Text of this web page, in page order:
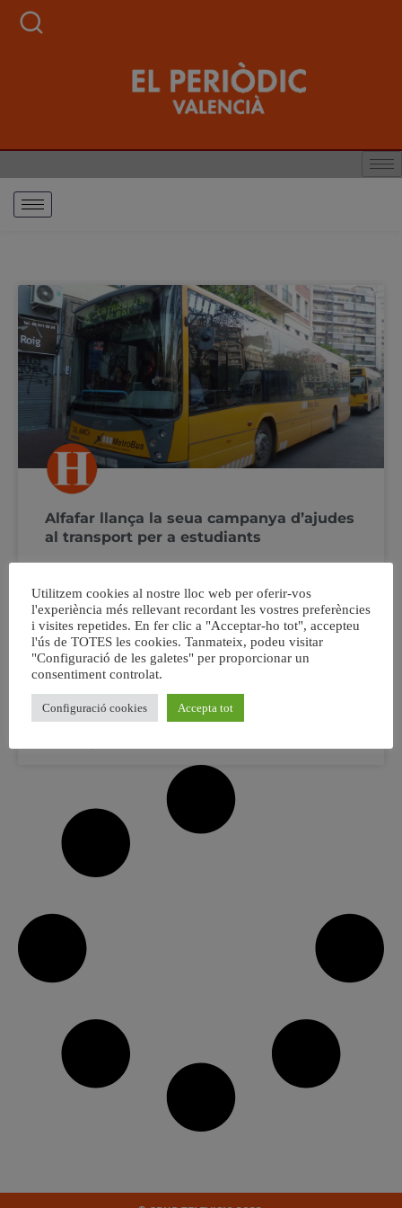
Alfafar llança la seua campanya d’ajudes
al transport per a estudiants
d’entre 16 i 35 anys, que cursen els seus estudis de
formació professional, universitària o equivalent en
ensenyaments artístics superiors fora del municipi. La
presentació de la sol·licitud i documentació es realitzarà
mitjançant un formulari en la seu electrònica de
l’Ajuntament
Utilitzem cookies al nostre lloc web per oferir-vos
l'experiència més rellevant recordant les vostres preferències
i visites repetides. En fer clic a "Acceptar-ho tot", accepteu
l'ús de TOTES les cookies. Tanmateix, podeu visitar
"Configuració de les galetes" per proporcionar un
consentiment controlat.
Configuració cookies Accepta tot